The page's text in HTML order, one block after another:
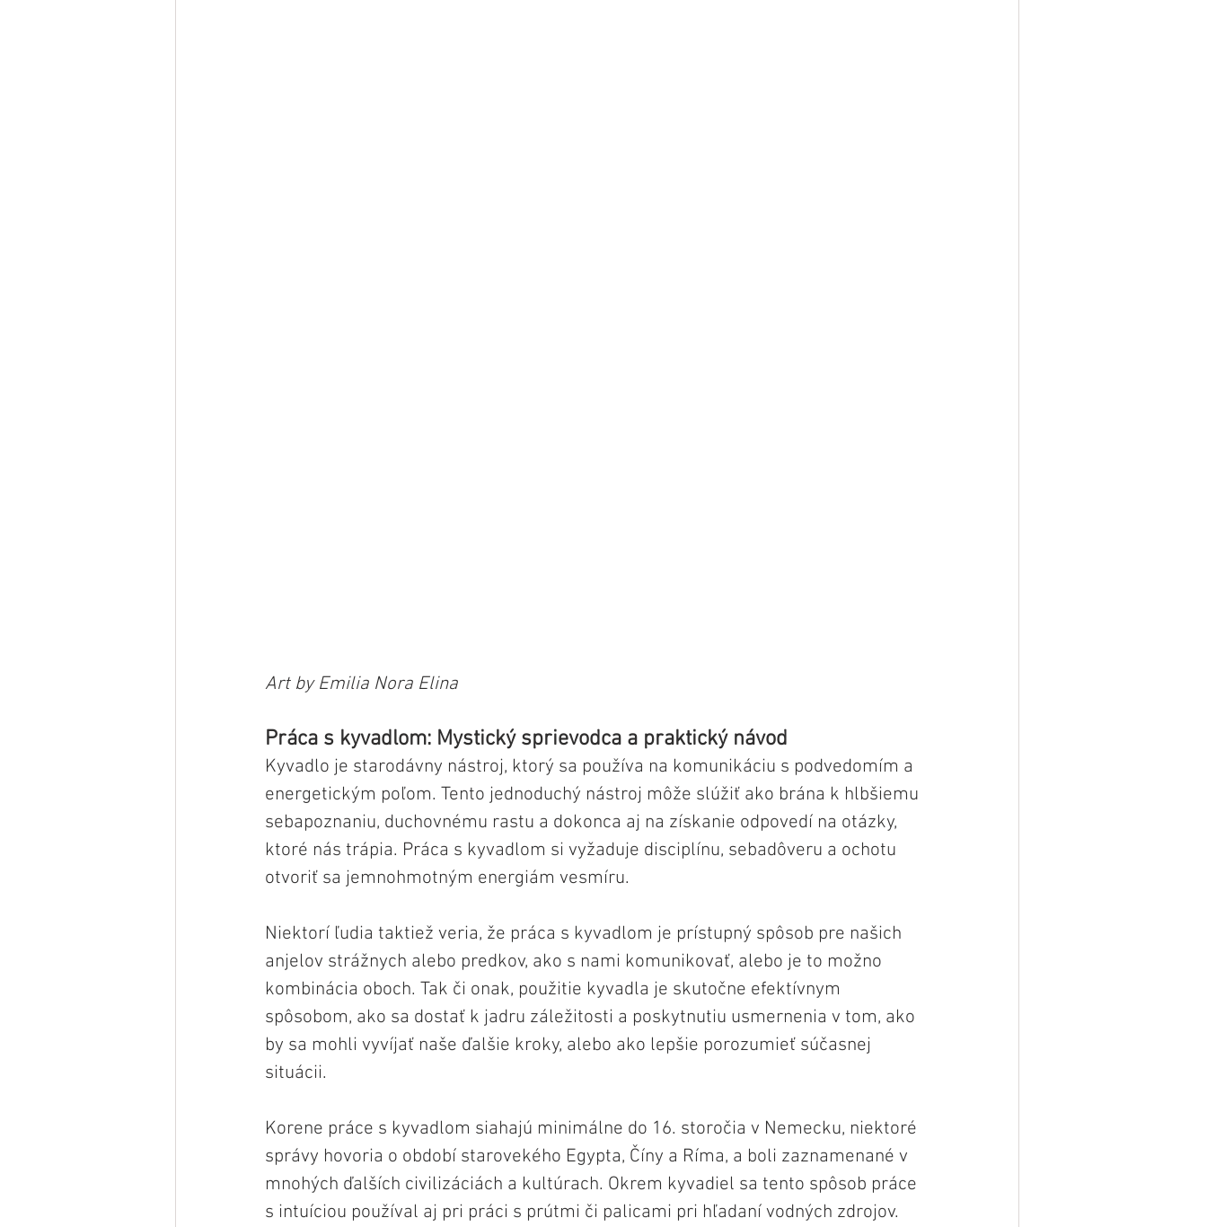
Art by Emilia Nora Elina
Práca s kyvadlom: Mystický sprievodca a praktický návod
Kyvadlo je starodávny nástroj, ktorý sa používa na komunikáciu s podvedomím a
energetickým poľom. Tento jednoduchý nástroj môže slúžiť ako brána k hlbšiemu
sebapoznaniu, duchovnému rastu a dokonca aj na získanie odpovedí na otázky,
ktoré nás trápia. Práca s kyvadlom si vyžaduje disciplínu, sebadôveru a ochotu
otvoriť sa jemnohmotným energiám vesmíru.
Niektorí ľudia taktiež veria, že práca s kyvadlom je prístupný spôsob pre našich
anjelov strážnych alebo predkov, ako s nami komunikovať, alebo je to možno
kombinácia oboch. Tak či onak, použitie kyvadla je skutočne efektívnym
spôsobom, ako sa dostať k jadru záležitosti a poskytnutiu usmernenia v tom, ako
by sa mohli vyvíjať naše ďalšie kroky, alebo ako lepšie porozumieť súčasnej
situácii.
Korene práce s kyvadlom siahajú minimálne do 16. storočia v Nemecku, niektoré
správy hovoria o období starovekého Egypta, Číny a Ríma, a boli zaznamenané v
mnohých ďalších civilizáciách a kultúrach. Okrem kyvadiel sa tento spôsob práce
s intuíciou používal aj pri práci s prútmi či palicami pri hľadaní vodných zdrojov.